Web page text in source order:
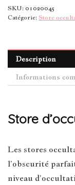
SKU:01020045
Catégorie:Store
Description
Informations
Store
Les stores
l’obscurité
niveau